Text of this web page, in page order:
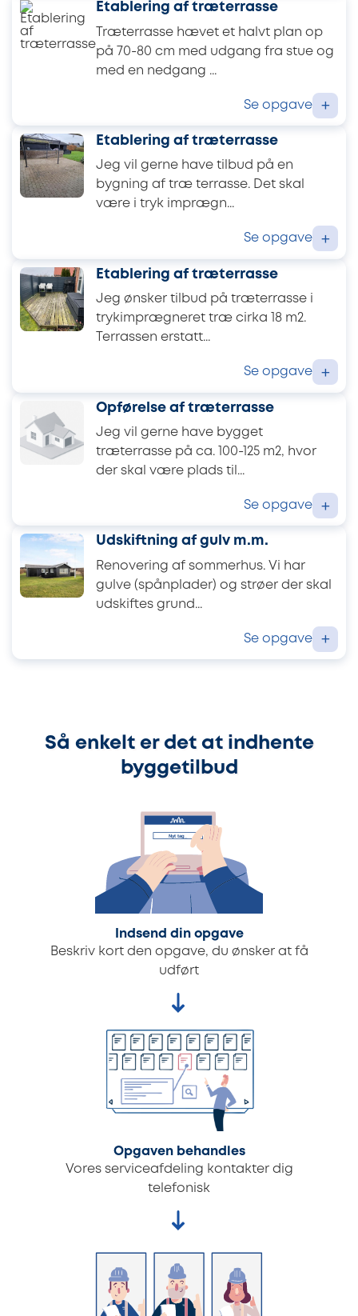
Etablering af træterrasse
Træterrasse hævet et halvt plan op
på 70-80 cm med udgang fra stue og
med en nedgang ...
Se opgave +
Etablering af træterrasse
Jeg vil gerne have tilbud på en
bygning af træ terrasse. Det skal
være i tryk imprægn...
Se opgave +
Etablering af træterrasse
Jeg ønsker tilbud på træterrasse i
trykimprægneret træ cirka 18 m2.
Terrassen erstatt...
Se opgave +
Opførelse af træterrasse
Jeg vil gerne have bygget
træterrasse på ca. 100-125 m2, hvor
der skal være plads til...
Se opgave +
Udskiftning af gulv m.m.
Renovering af sommerhus. Vi har
gulve (spånplader) og strøer der skal
udskiftes grund...
Se opgave +
Så enkelt er det at indhente
byggetilbud
Indsend din opgave
Beskriv kort den opgave, du ønsker at få
udført
Opgaven behandles
Vores serviceafdeling kontakter dig
telefonisk